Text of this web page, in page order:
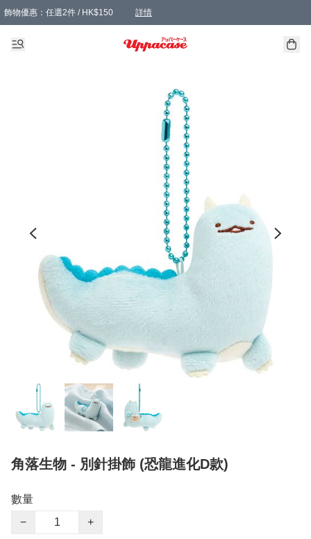
飾物優惠：任選2件 / HK$150 詳情
髮飾優惠：任選2件 / HK$100 詳情
精選襪子優惠：任選3對 / HK$115 詳情
滿額免運：本地訂單滿港幣350元可享免運費優惠
角落生物 - 別針掛飾 (恐龍進化D款)
數量
−
+